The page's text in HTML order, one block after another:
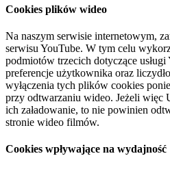
Cookies plików wideo
Na naszym serwisie internetowym,
serwisu YouTube. W tym celu
podmiotów trzecich dotyczące
preferencje użytkownika oraz
wyłączenia tych plików cookies
przy odtwarzaniu wideo. Jeżeli więc
ich załadowanie, to nie powinien
stronie wideo filmów.
Cookies wpływające na wydajność